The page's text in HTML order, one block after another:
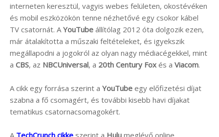
interneten keresztül, vagyis webes felületen, okostévéken
és mobil eszközökön tenne nézhetővé egy csokor kábel
TV csatornát. A YouTube állítólag 2012 óta dolgozik ezen,
már átalakította a műszaki feltételeket, és igyekszik
megállapodni a jogokról az olyan nagy médiacégekkel, mint
a CBS, az NBCUniversal, a 20th Century Fox és a Viacom.
A cikk egy forrása szerint a YouTube egy előfizetési díjat
szabna a fő csomagért, és további kisebb havi díjakat
tematikus csatornacsomagokért.
A TechCrunch cikke szerint a Hulu meglévő online